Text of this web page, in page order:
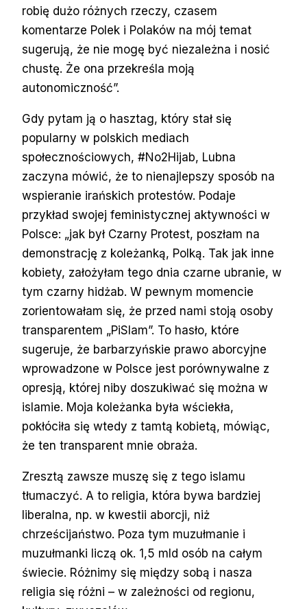
robię dużo różnych rzeczy, czasem
komentarze Polek i Polaków na mój temat
sugerują, że nie mogę być niezależna i nosić
chustę. Że ona przekreśla moją
autonomiczność”.
Gdy pytam ją o hasztag, który stał się
popularny w polskich mediach
społecznościowych, #No2Hijab, Lubna
zaczyna mówić, że to nienajlepszy sposób na
wspieranie irańskich protestów. Podaje
przykład swojej feministycznej aktywności w
Polsce: „jak był Czarny Protest, poszłam na
demonstrację z koleżanką, Polką. Tak jak inne
kobiety, założyłam tego dnia czarne ubranie, w
tym czarny hidżab. W pewnym momencie
zorientowałam się, że przed nami stoją osoby
transparentem „PiSlam”. To hasło, które
sugeruje, że barbarzyńskie prawo aborcyjne
wprowadzone w Polsce jest porównywalne z
opresją, której niby doszukiwać się można w
islamie. Moja koleżanka była wściekła,
pokłóciła się wtedy z tamtą kobietą, mówiąc,
że ten transparent mnie obraża.
Zresztą zawsze muszę się z tego islamu
tłumaczyć. A to religia, która bywa bardziej
liberalna, np. w kwestii aborcji, niż
chrześcijaństwo. Poza tym muzułmanie i
muzułmanki liczą ok. 1,5 mld osób na całym
świecie. Różnimy się między sobą i nasza
religia się różni – w zależności od regionu,